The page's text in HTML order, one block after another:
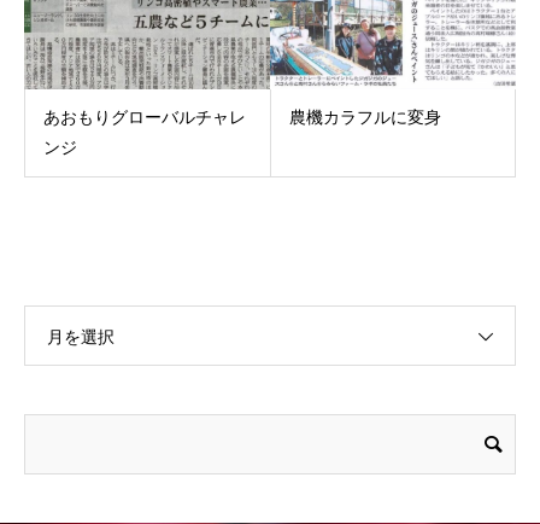
あおもりグローバルチャレ
ンジ
農機カラフルに変身
月を選択